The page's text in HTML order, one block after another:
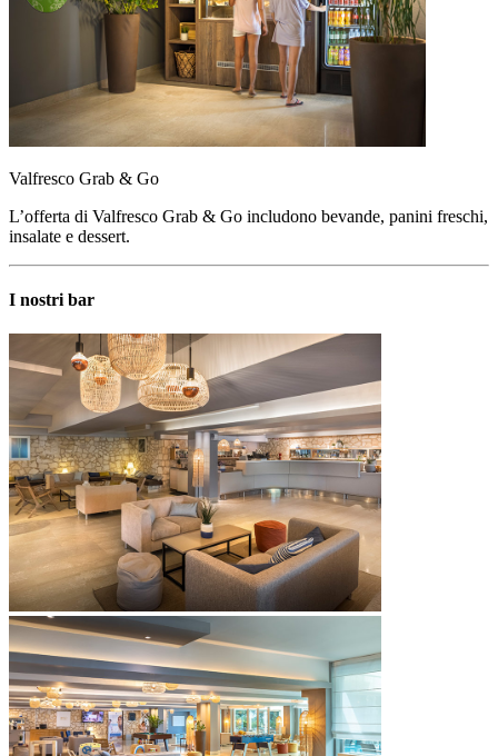
Valfresco Grab & Go
L’offerta di Valfresco Grab & Go includono bevande, panini freschi,
insalate e dessert.
I nostri bar